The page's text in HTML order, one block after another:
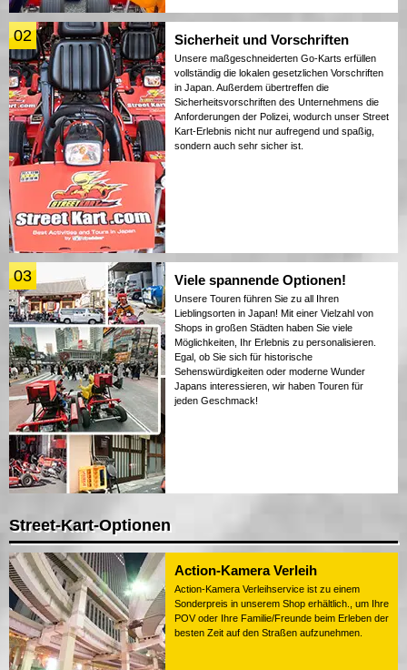
02 Sicherheit und Vorschriften
Unsere maßgeschneiderten Go-Karts erfüllen
vollständig die lokalen gesetzlichen Vorschriften
in Japan. Außerdem übertreffen die
Sicherheitsvorschriften des Unternehmens die
Anforderungen der Polizei, wodurch unser Street
Kart-Erlebnis nicht nur aufregend und spaßig,
sondern auch sehr sicher ist.
03 Viele spannende Optionen!
Unsere Touren führen Sie zu all Ihren
Lieblingsorten in Japan! Mit einer Vielzahl von
Shops in großen Städten haben Sie viele
Möglichkeiten, Ihr Erlebnis zu personalisieren.
Egal, ob Sie sich für historische
Sehenswürdigkeiten oder moderne Wunder
Japans interessieren, wir haben Touren für
jeden Geschmack!
Street-Kart-Optionen
Action-Kamera Verleih
Action-Kamera Verleihservice ist zu einem
Sonderpreis in unserem Shop erhältlich., um Ihre
POV oder Ihre Familie/Freunde beim Erleben der
besten Zeit auf den Straßen aufzunehmen.